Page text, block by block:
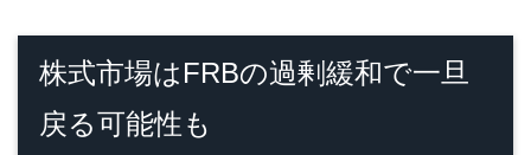
株式市場はFRBの過剰緩和で一旦
戻る可能性も